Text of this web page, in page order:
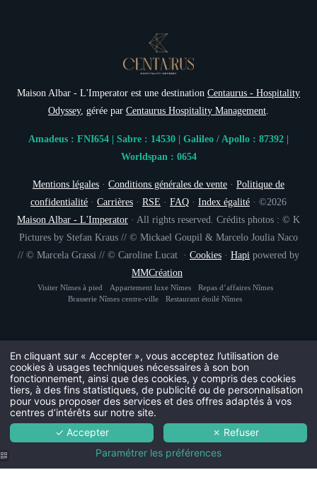
Maison Albar - L'Imperator est une destination Centaurus - Hospitality
Odyssey, gérée par Centaurus Hospitality Management.
Amadeus : FNI654 | Sabre : 14530 | Galileo / Apollo : 87392 |
Worldspan : 0654
Mentions légales · Conditions générales de vente · Politique de
confidentialité · Carrières · RSE · FAQ · Index égalité · ©2026
Maison Albar - L'Imperator · All rights reserved. Crédits photos : © K
Pictures by Stefan Kraus // © Mickael Goupil & Marcelo Joulia Naco
// © Marcela Grassi // © Caroline Lucat · Cookies · Hapi powered by
MMCréation
Visiter Nîmes à pied Appartement luxe Nîmes
Repas d’affaires Nîmes
Brasserie Nîmes centre-ville
Restaurant étoilé Nîmes
INSCRIPTION À
Monsieur
En cliquant sur « Accepter », vous acceptez l’utilisation de
cookies à usages techniques nécessaires à son bon
fonctionnement, ainsi que des cookies, y compris des cookies
tiers, à des fins statistiques, de publicité ou de personnalisation
pour vous proposer des services et des offres adaptés à vos
centres d’intérêts sur notre site.
✓ Accepter
✗ Refuser
Paramétrer les préférences